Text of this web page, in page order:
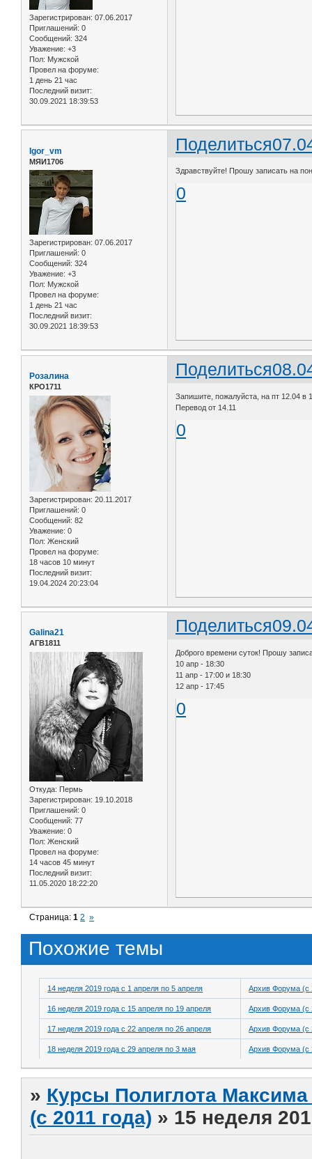
Зарегистрирован: 07.06.2017
Приглашений: 0
Сообщений: 324
Уважение: +3
Пол: Мужской
Провел на форуме:
1 день 21 час
Последний визит:
30.09.2021 18:39:53
Поделиться
Igor_vm
МЯИ1706
Зарегистрирован: 07.06.2017
Приглашений: 0
Сообщений: 324
Уважение: +3
Пол: Мужской
Провел на форуме:
1 день 21 час
Последний визит:
30.09.2021 18:39:53
Здравствуйте! Прошу записать на
0
Поделиться
Розалина
КРО1711
Зарегистрирован: 20.11.2017
Приглашений: 0
Сообщений: 82
Уважение: 0
Пол: Женский
Провел на форуме:
18 часов 10 минут
Последний визит:
19.04.2024 20:23:04
Запишите, пожалуйста, на пт 12.04 в
Перевод от 14.11
0
Поделиться
Galina21
АГВ1811
Откуда: Пермь
Зарегистрирован: 19.10.2018
Приглашений: 0
Сообщений: 77
Уважение: 0
Пол: Женский
Провел на форуме:
14 часов 45 минут
Последний визит:
11.05.2020 18:22:20
Доброго времени суток! Прошу
10 апр - 18:30
11 апр - 17:00 и 18:30
12 апр - 17:45
0
Страница:1 2 »
Похожие темы
14 неделя 2019 года с 1 апреля по 5 апреля Архив Форума (с
16 неделя 2019 года с 15 апреля по 19 апреля Архив Форума (с
17 неделя 2019 года с 22 апреля по 26 апреля Архив Форума (с
18 неделя 2019 года с 29 апреля по 3 мая Архив Форума (с
» Курсы Полиглота
(с 2011 года) » 15 неделя